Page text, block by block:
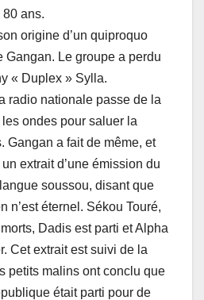
ans.
origine d’un quiproquo
Gangan. Le groupe a perdu
« Duplex » Sylla.
radio nationale passe de la
ondes pour saluer la
Gangan a fait de même, et
extrait d’une émission du
soussou, disant que
n’est éternel. Sékou Touré,
Dadis est parti et Alpha
Cet extrait est suivi de la
petits malins ont conclu que
était parti pour de